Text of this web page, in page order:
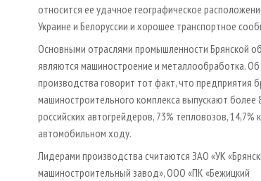
относится ее удачное географическое
Украине и Белоруссии и хорошее транспортное
Основными отраслями промышленности Брянской
являются машиностроение и металлообработка.
производства говорит тот факт, что предприятия
машиностроительного комплекса выпускают более
российских автогрейдеров, 73% тепловозов, 14,7%
автомобильном ходу.
Лидерами производства считаются ЗАО «УК
машиностроительный завод», ООО «ПК «Бежицкий